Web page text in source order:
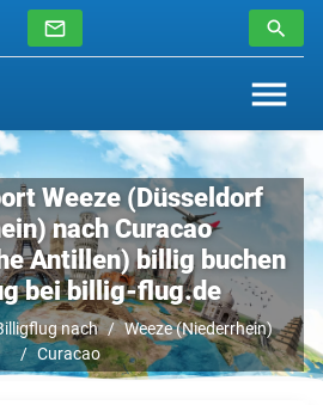
Weeze (Düsseldorf
nach Curacao
Antillen) billig buchen
bei billig-flug.de
nach
Weeze (Niederrhein)
Curacao